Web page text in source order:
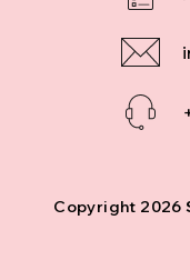
Copyright 2026